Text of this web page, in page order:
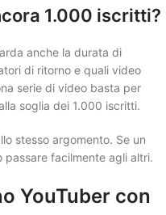
1.000 iscritti?
anche la durata di
di ritorno e quali video
serie di video basta per
soglia dei 1.000 iscritti.
stesso argomento. Se un
facilmente agli altri.
YouTuber con